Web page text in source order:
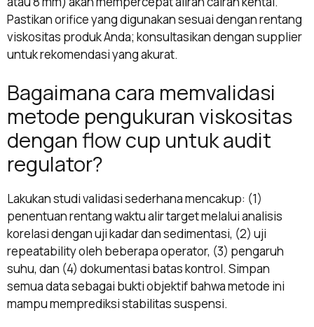
Pastikan orifice yang digunakan sesuai dengan rentang
viskositas produk Anda; konsultasikan dengan supplier
untuk rekomendasi yang akurat.
Bagaimana cara memvalidasi
metode pengukuran viskositas
dengan flow cup untuk audit
regulator?
Lakukan studi validasi sederhana mencakup: (1)
penentuan rentang waktu alir target melalui analisis
korelasi dengan uji kadar dan sedimentasi, (2) uji
repeatability oleh beberapa operator, (3) pengaruh
suhu, dan (4) dokumentasi batas kontrol. Simpan
semua data sebagai bukti objektif bahwa metode ini
mampu memprediksi stabilitas suspensi.